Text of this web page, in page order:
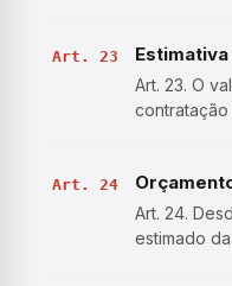
considerar
objeto da l…
Art. 23
Art. 23. O
bancos de
Art. 24
Art. 24.
estimado